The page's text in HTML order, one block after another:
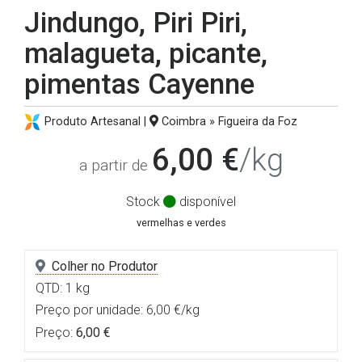
Jindungo, Piri Piri,
malagueta, picante,
pimentas Cayenne
Produto Artesanal | Coimbra » Figueira da Foz
a partir de 6,00 €/kg
Stock disponível
vermelhas e verdes
Colher no Produtor
QTD: 1 kg
Preço por unidade: 6,00 €/kg
Preço: 6,00 €